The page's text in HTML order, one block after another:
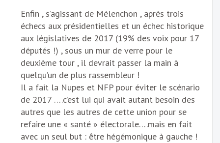
Enfin , s’agissant de Mélenchon , après trois
échecs aux présidentielles et un échec historique
aux législatives de 2017 (19% des voix pour 17
députés !) , sous un mur de verre pour le
deuxième tour , il devrait passer la main à
quelqu’un de plus rassembleur !
Il a fait la Nupes et NFP pour éviter le scénario
de 2017 ….c’est lui qui avait autant besoin des
autres que les autres de cette union pour se
refaire une « santé » électorale….mais en fait
avec un seul but : être hégémonique à gauche !